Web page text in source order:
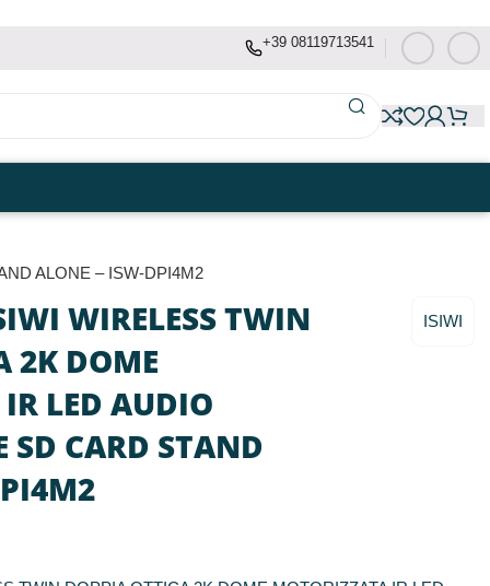
+39 08119713541
ALONE – ISW-DPI4M2
WIRELESS TWIN
2K DOME
LED AUDIO
CARD STAND
ISIWI